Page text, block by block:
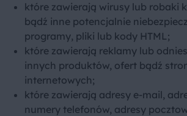
które zawierają wirusy lub robaki
bądź inne potencjalnie
programy, pliki lub kody HTML;
które zawierają reklamy lub
innych produktów, ofert bądź
internetowych;
które zawierają adresy e-mail,
numery telefonów, adresy